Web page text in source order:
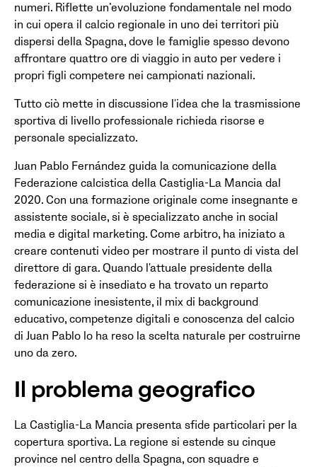
numeri. Riflette un’evoluzione fondamentale nel modo
in cui opera il calcio regionale in uno dei territori più
dispersi della Spagna, dove le famiglie spesso devono
affrontare quattro ore di viaggio in auto per vedere i
propri figli competere nei campionati nazionali.
Tutto ciò mette in discussione l'idea che la trasmissione
sportiva di livello professionale richieda risorse e
personale specializzato.
Juan Pablo Fernández guida la comunicazione della
Federazione calcistica della Castiglia-La Mancia dal
2020. Con una formazione originale come insegnante e
assistente sociale, si è specializzato anche in social
media e digital marketing. Come arbitro, ha iniziato a
creare contenuti video per mostrare il punto di vista del
direttore di gara. Quando l'attuale presidente della
federazione si è insediato e ha trovato un reparto
comunicazione inesistente, il mix di background
educativo, competenze digitali e conoscenza del calcio
di Juan Pablo lo ha reso la scelta naturale per costruirne
uno da zero.
Il problema geografico
La Castiglia-La Mancia presenta sfide particolari per la
copertura sportiva. La regione si estende su cinque
province nel centro della Spagna, con squadre e